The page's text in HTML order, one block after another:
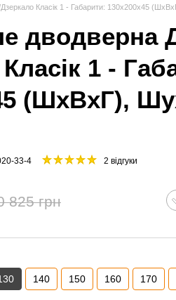
Класiк 1 - Габарити: 130х200х45
дводверна
1 -
(ШхВхГ),
33-4 2 відгуки
825 грн
140 150 160 170